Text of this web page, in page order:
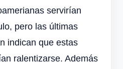
servirían
pero las últimas
indican que estas
ralentizarse. Además